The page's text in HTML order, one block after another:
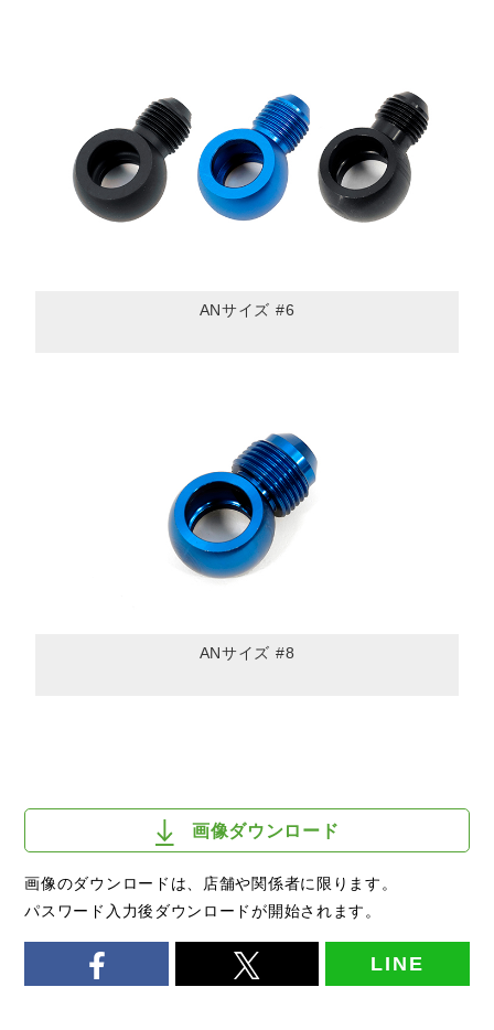
ANサイズ #6
ANサイズ #8
画像ダウンロード
画像のダウンロードは、店舗や関係者に限ります。
パスワード入力後ダウンロードが開始されます。
LINE